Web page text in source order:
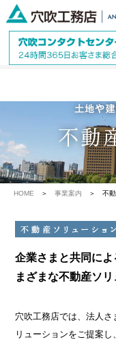
HOME ＞ 事業案内 ＞ 不動
企業さまと共同によ
まざまな不動産ソリ
穴吹工務店では、法人
リューションをご提案し